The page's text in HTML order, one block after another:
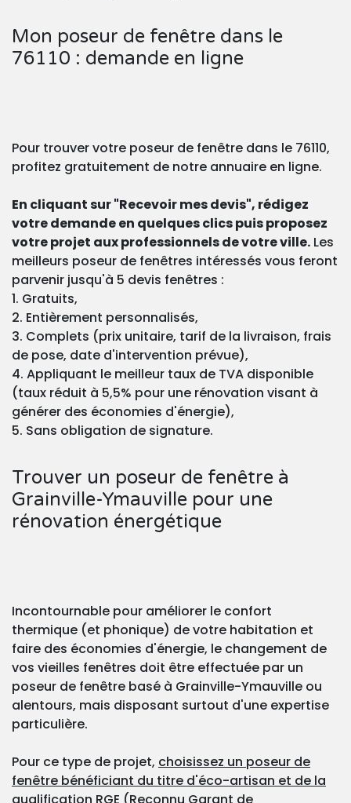
Mon poseur de fenêtre dans le
76110 : demande en ligne
Pour trouver votre poseur de fenêtre dans le 76110,
profitez gratuitement de notre annuaire en ligne.
En cliquant sur "Recevoir mes devis", rédigez
votre demande en quelques clics puis proposez
votre projet aux professionnels de votre ville. Les
meilleurs poseur de fenêtres intéressés vous feront
parvenir jusqu'à 5 devis fenêtres :
1. Gratuits,
2. Entièrement personnalisés,
3. Complets (prix unitaire, tarif de la livraison, frais
de pose, date d'intervention prévue),
4. Appliquant le meilleur taux de TVA disponible
(taux réduit à 5,5% pour une rénovation visant à
générer des économies d'énergie),
5. Sans obligation de signature.
Trouver un poseur de fenêtre à
Grainville-Ymauville pour une
rénovation énergétique
Incontournable pour améliorer le confort
thermique (et phonique) de votre habitation et
faire des économies d'énergie, le changement de
vos vieilles fenêtres doit être effectuée par un
poseur de fenêtre basé à Grainville-Ymauville ou
alentours, mais disposant surtout d'une expertise
particulière.
Pour ce type de projet, choisissez un poseur de
fenêtre bénéficiant du titre d'éco-artisan et de la